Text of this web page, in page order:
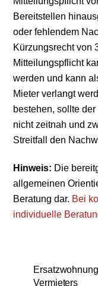
Bereitstellen
oder fehlendem
Kürzungsrecht von
Mitteilungspflicht
werden und kann
Mieter verlangt
bestehen, sollte
nicht zeitnah und
Streitfall den
Hinweis: Die
allgemeinen
Beratung dar. Bei
individuelle
Vermieters